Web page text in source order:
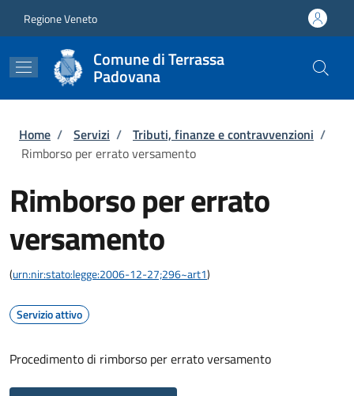
Regione Veneto
Comune di Terrassa
Padovana
Briciole di pane
Home / Servizi / Tributi, finanze e contravvenzioni /
Rimborso per errato versamento
Rimborso per errato
versamento
(urn:nir:stato:legge:2006-12-27;296~art1)
Servizio attivo
Procedimento di rimborso per errato versamento